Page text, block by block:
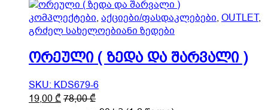
კომპლექტები, აქციები/ფასდაკლებები, OUTLET,
გრძელ სახელოებიანი ზედები
ორეული ( ზედა და შარვალი )
SKU: KDS679-6
19,00₾78,00₾This